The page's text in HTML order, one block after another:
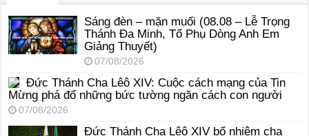
Sáng đèn – mặn muối (08.08 – Lễ Trọng
Thánh Đa Minh, Tổ Phụ Dòng Anh Em
Giảng Thuyết)
07/08/2026
Đức Thánh Cha Lêô XIV: Cuộc cách mạng của Tin
Mừng phá đổ những bức tường ngăn cách con người
07/08/2026
Đức Thánh Cha Lêô XIV bổ nhiệm cha